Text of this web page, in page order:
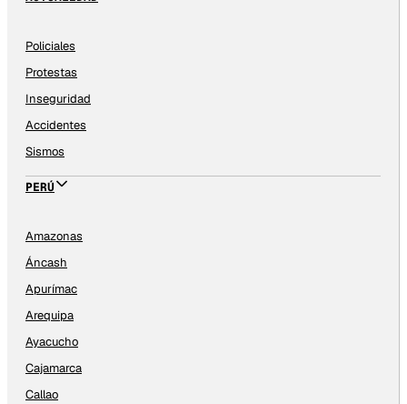
Policiales
Protestas
Inseguridad
Accidentes
Sismos
PERÚ
Amazonas
Áncash
Apurímac
Arequipa
Ayacucho
Cajamarca
Callao